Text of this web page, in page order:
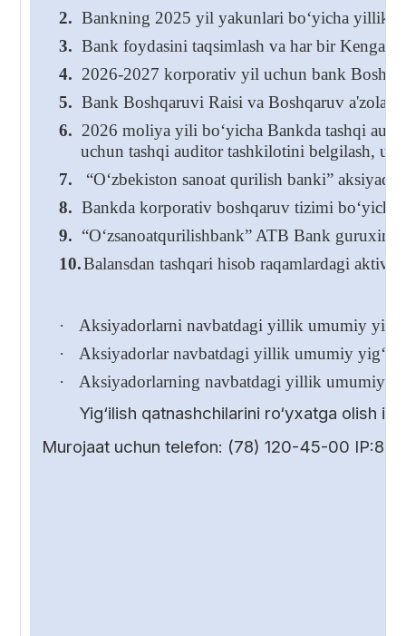
2. Bankning 2025 yil yakunlari bo‘yicha yillik
3. Bank foydasini taqsimlash va har bir
4. 2026-2027 korporativ yil uchun bank
5. Bank Boshqaruvi Raisi va Boshqaruv
6. 2026 moliya yili bo‘yicha Bankda tashqi
uchun tashqi auditor tashkilotini belgilash,
7.
“O‘zbekiston sanoat qurilish banki”
8. Bankda korporativ boshqaruv tizimi
9. “O‘zsanoatqurilishbank” ATB Bank
10.Balansdan tashqari hisob raqamlardagi
·
Aksiyadorlarni navbatdagi yillik umumiy
·
Aksiyadorlar navbatdagi yillik umumiy
·
Aksiyadorlarning navbatdagi yillik umumiy
Yig‘ilish qatnashchilarini ro‘yxatga olish
Murojaat uchun telefon: (78) 120-45-00 IP:85-